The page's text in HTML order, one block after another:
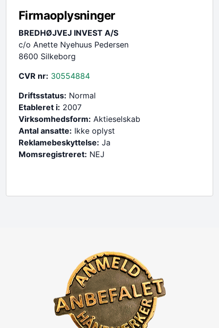
Firmaoplysninger
BREDHØJVEJ INVEST A/S
c/o Anette Nyehuus Pedersen
8600 Silkeborg
CVR nr: 30554884
Driftsstatus: Normal
Etableret i: 2007
Virksomhedsform: Aktieselskab
Antal ansatte: Ikke oplyst
Reklamebeskyttelse: Ja
Momsregistreret: NEJ